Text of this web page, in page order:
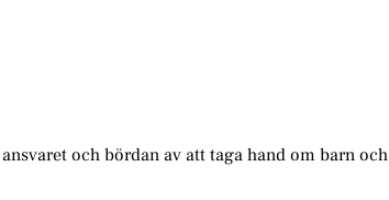
och bördan av att taga hand om barn och